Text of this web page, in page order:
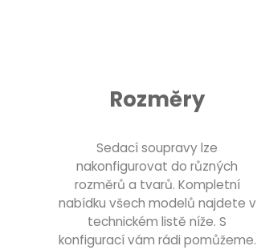
Rozměry
Sedací soupravy lze
nakonfigurovat do různých
rozměrů a tvarů. Kompletní
nabídku všech modelů najdete v
technickém listě níže. S
konfigurací vám rádi pomůžeme.